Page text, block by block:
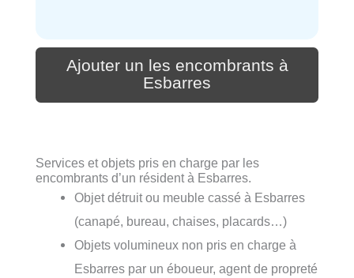
Ajouter un les encombrants à
Esbarres
Services et objets pris en charge par les
encombrants d’un résident à Esbarres.
Objet détruit ou meuble cassé à Esbarres
(canapé, bureau, chaises, placards…)
Objets volumineux non pris en charge à
Esbarres par un éboueur, agent de propreté